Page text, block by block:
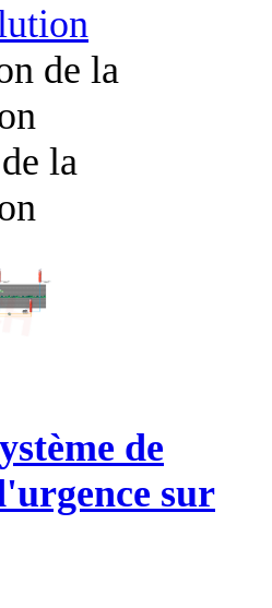
de la
la
de
sur